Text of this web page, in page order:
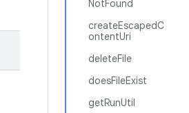
NotFound
createEscapedC
ontentUri
deleteFile
doesFileExist
getRunUtil